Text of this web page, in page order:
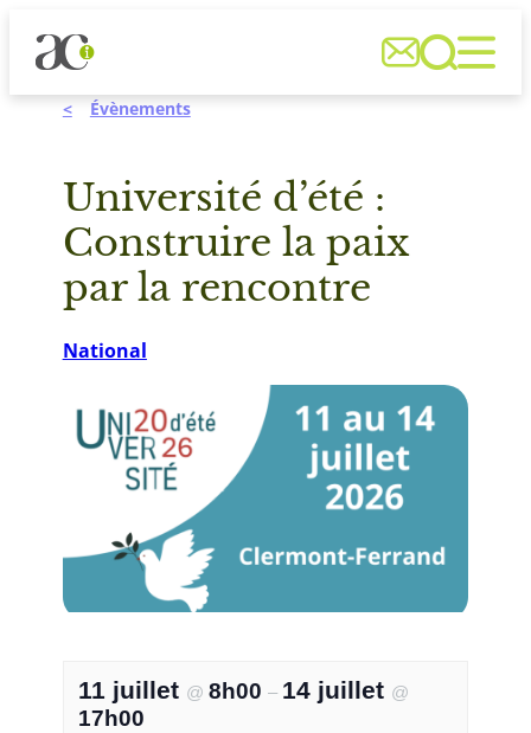

Évènements
Université d’été :
Construire la paix
par la rencontre
National
11 juillet @ 8h00 – 14 juillet @
17h00